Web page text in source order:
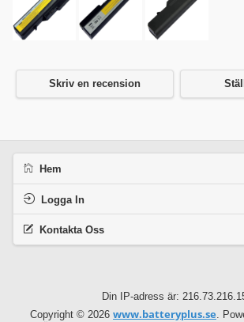
Skriv en recension
Hem
Logga In
Kontakta Oss
Din IP-adress är:
Copyright © 2026 www.batteryplus.se.